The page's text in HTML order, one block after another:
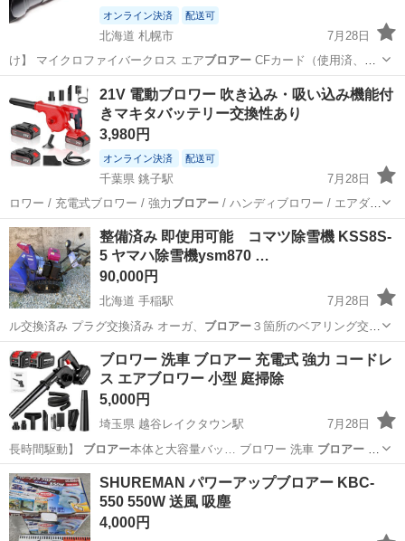
オンライン決済 配送可
北海道 札幌市
7月28日
け】 マイクロファイバークロス エアブロアーCFカード（使用済、裏
マジック書き…
札幌市 カメラ CFカード
21V 電動ブロワー 吹き込み・吸い込み機能付
きマキタバッテリー交換性あり
3,980円
オンライン決済 配送可
千葉県 銚子駅
7月28日
ロワー / 充電式ブロワー / 強力 ブロアー/ ハンディブロワー / エアダ
ス…
千葉 銚子市 銚子駅 家庭用品
整備済み 即使用可能 コマツ除雪機 KSS8S-
5 ヤマハ除雪機ysm870 …
90,000円
北海道 手稲駅
7月28日
ル交換済み プラグ交換済み オーガ、 ブロアー３箇所のベアリング交換
済み オーガベ…
北海道 札幌市 その他
ブロワー 洗車 ブロアー 充電式 強力 コードレ
ス エアブロワー 小型 庭掃除
5,000円
埼玉県 越谷レイクタウン駅
7月28日
長時間駆動】 ブロアー本体と大容量バッ… ブロワー 洗車 ブロアー充
電式 強力 …
埼玉 越谷市 越谷レイクタウン駅 その他
SHUREMAN パワーアップブロアー KBC-
550 550W 送風 吸塵
4,000円